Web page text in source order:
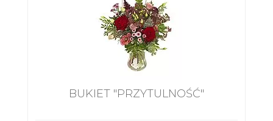
BUKIET "PRZYTULNOŚĆ"